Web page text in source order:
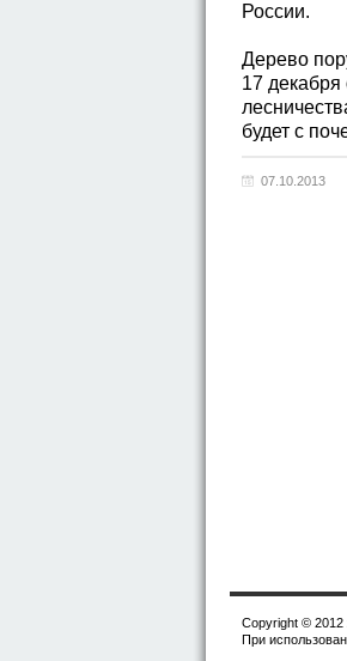
России.
Дерево
17 декабря
будет с
07.10.2013
Copyright ©
При